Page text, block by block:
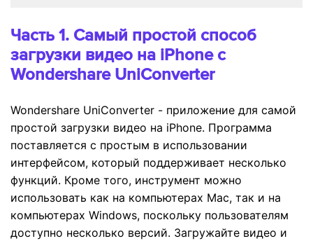
Часть 1. Самый простой способ
загрузки видео на iPhone с
Wondershare UniConverter
Wondershare UniConverter - приложение для самой
простой загрузки видео на iPhone. Программа
поставляется с простым в использовании
интерфейсом, который поддерживает несколько
функций. Кроме того, инструмент можно
использовать как на компьютерах Mac, так и на
компьютерах Windows, поскольку пользователям
доступно несколько версий. Загружайте видео и